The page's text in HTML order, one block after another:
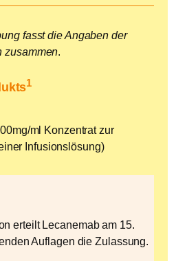
fasst die Angaben der
zusammen.
1
ml Konzentrat zur
Infusionslösung)
erteilt Lecanemab am 15.
Auflagen die Zulassung.